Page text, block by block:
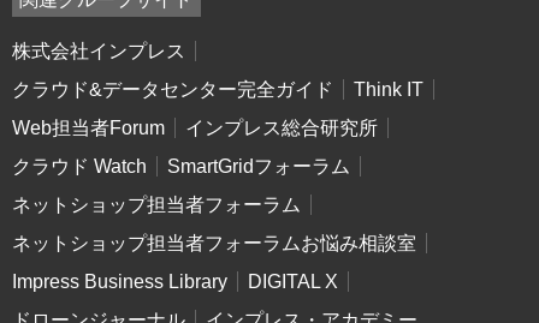
株式会社インプレス
クラウド&データセンター完全ガイド
Think IT
Web担当者Forum
インプレス総合研究所
クラウド Watch
SmartGridフォーラム
ネットショップ担当者フォーラム
ネットショップ担当者フォーラムお悩み相談室
Impress Business Library
DIGITAL X